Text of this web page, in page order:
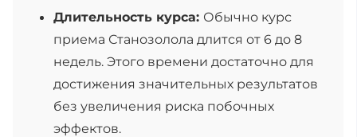
Длительность курса: Обычно курс
приема Станозолола длится от 6 до 8
недель. Этого времени достаточно для
достижения значительных результатов
без увеличения риска побочных
эффектов.